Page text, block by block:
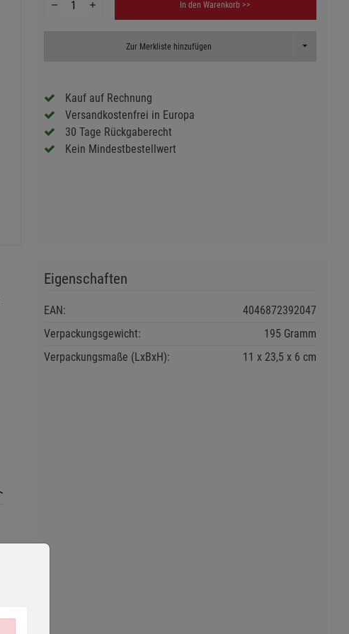
In den Warenkorb >>
Zur Merkliste hinzufügen Toggle
Kauf auf Rechnung
Versandkostenfrei in Europa
30 Tage Rückgaberecht
Kein Mindestbestellwert
Eigenschaften
EAN:
4046872392047
Verpackungsgewicht:
195 Gramm
Verpackungsmaße (LxBxH):
11 23,5 6 cm